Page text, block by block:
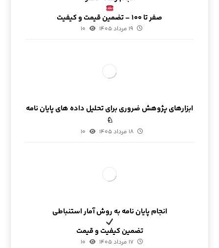
صفر تا ۱۰۰ – تضمین قیمت و کیفیت
۱۹ مرداد ۱۴۰۵ ۱۰
ابزارهای پژوهش ضروری برای تحلیل داده های پایان نامه
♘
۱۸ مرداد ۱۴۰۵ ۱۰
انجام پایان نامه به روش آمار استنباطی
تضمین کیفیت و قیمت
۱۷ مرداد ۱۴۰۵ ۱۰